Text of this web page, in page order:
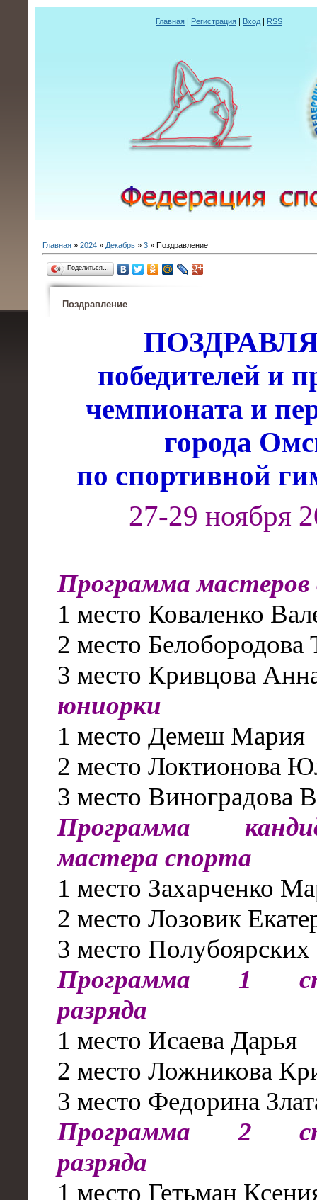
Главная | Регистрация | Вход | RSS
Главная » 2024 » Декабрь » 3 » Поздравление
Поделиться…
Поздравление
победителей и
чемпионата и
города
по спортивной
27-29 ноября
Программа
1 место Коваленко
2 место Белобородова
3 место Кривцова
юниорки
1 место Демеш Мария
2 место Локтионова
3 место Виноградова
Программа
мастера спорта
1 место Захарченко
2 место Лозовик
3 место Полубоярских
Программа 1
разряда
1 место Исаева Дарья
2 место Ложникова
3 место Федорина
Программа2
разряда
1 место Гетьман